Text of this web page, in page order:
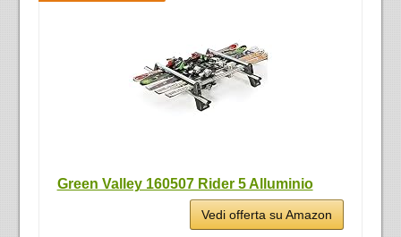
Green Valley 160507 Rider 5 Alluminio
Vedi offerta su Amazon